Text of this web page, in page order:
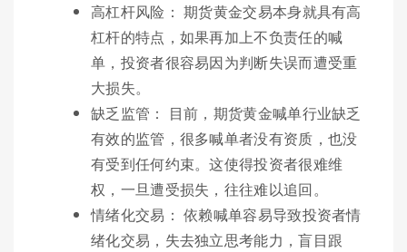
高杠杆风险： 期货黄金交易本身就具有高
杠杆的特点，如果再加上不负责任的喊
单，投资者很容易因为判断失误而遭受重
大损失。
缺乏监管： 目前，期货黄金喊单行业缺乏
有效的监管，很多喊单者没有资质，也没
有受到任何约束。这使得投资者很难维
权，一旦遭受损失，往往难以追回。
情绪化交易： 依赖喊单容易导致投资者情
绪化交易，失去独立思考能力，盲目跟